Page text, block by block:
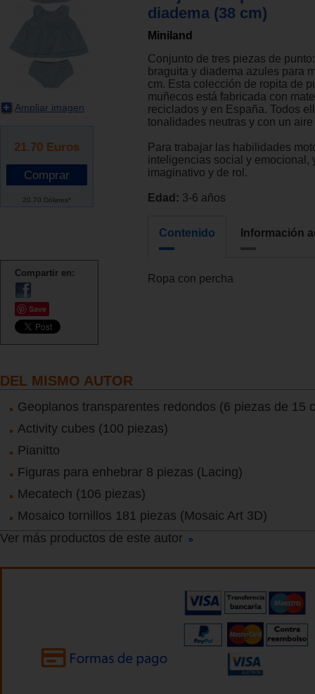
Ampliar imagen
21.70 Euros
20.70 Dólares*
Compartir en:
Save
diadema (38 cm)
Miniland
Conjunto de tres piezas de
braguita y diadema azules para
cm. Esta colección de ropita de
muñecos está fabricada con
reciclados y en España. Todos
tonalidades neutras y con un
Para trabajar las habilidades
inteligencias social y emocional,
imaginativo y de rol.
Edad: 3-6 años
Contenido Información
Ropa con percha
DEL MISMO AUTOR
Geoplanos transparentes redondos (6 piezas de 15
Activity cubes (100 piezas)
Pianitto
Figuras para enhebrar 8 piezas (Lacing)
Mecatech (106 piezas)
Mosaico tornillos 181 piezas (Mosaic Art 3D)
Ver más productos de este autor